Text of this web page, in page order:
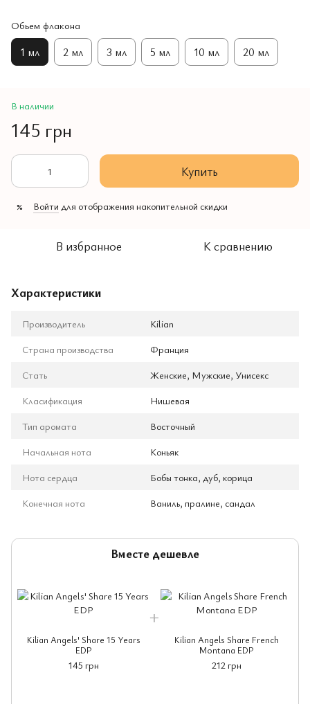
Обьем флакона
1 мл 2 мл 3 мл 5 мл 10 мл 20 мл
В наличии
145 грн
Купить
% Войти для отображения накопительной скидки
В избранное К сравнению
Характеристики
Производитель
Kilian
Страна производства
Франция
Стать
Женские, Мужские, Унисекс
Класификация
Нишевая
Тип аромата
Восточный
Начальная нота
Коньяк
Нота сердца
Бобы тонка, дуб, корица
Конечная нота
Ваниль, пралине, сандал
Вместе дешевле
Kilian Angels' Share 15 Years
EDP
145 грн
Kilian Angels Share French
Montana EDP
212 грн